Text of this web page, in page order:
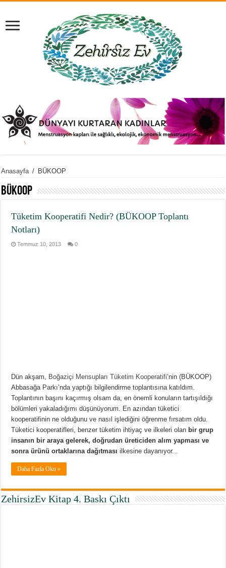
Anasayfa / BÜKOOP
BÜKOOP
Tüketim Kooperatifi Nedir? (BÜKOOP Toplantı
Notları)
Temmuz 10, 2013 0
Dün akşam, Boğaziçi Mensupları Tüketim Kooperatifi’nin (BÜKOOP)
Abbasağa Parkı’nda yaptığı bilgilendirme toplantısına katıldım.
Toplantının başını kaçırmış olsam da, en önemli konuların tartışıldığı
bölümleri yakaladığımı düşünüyorum. En azından tüketici
kooperatifinin ne olduğunu ve nasıl işlediğini öğrenme fırsatım oldu.
Tüketici kooperatifleri, benzer tüketim ihtiyaç ve ilkeleri olan bir grup
insanın bir araya gelerek, doğrudan üreticiden alım yapması ve
sonra ürünü ortaklarına dağıtması ilkesine dayanıyor...
Daha Fazla Oku »
ZehirsizEv Kitap 4. Baskı Çıktı